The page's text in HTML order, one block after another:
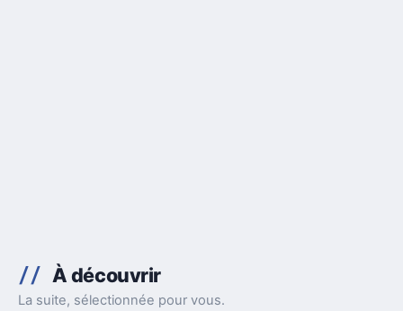
À découvrir
La suite, sélectionnée pour vous.